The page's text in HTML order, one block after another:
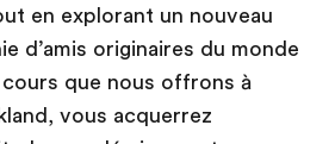
en explorant un nouveau
d’amis originaires du monde
que nous offrons à
vous acquerrez